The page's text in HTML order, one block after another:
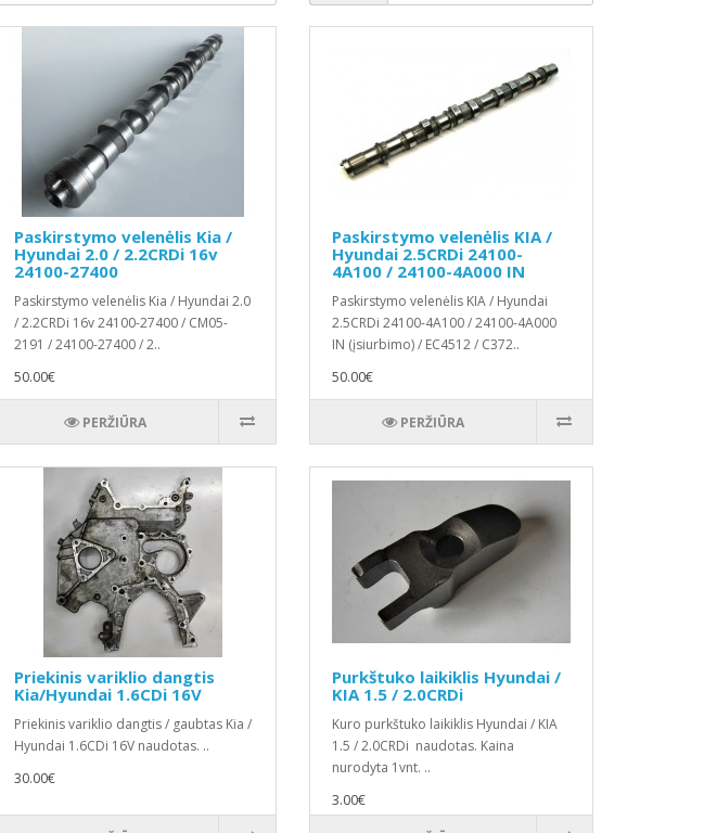
Paskirstymo velenėlis Kia /
Hyundai 2.0 / 2.2CRDi 16v
24100-27400
Paskirstymo velenėlis Kia / Hyundai 2.0
/ 2.2CRDi 16v 24100-27400 / CM05-
2191 / 24100-27400 / 2..
50.00€
PERŽIŪRA
Paskirstymo velenėlis KIA /
Hyundai 2.5CRDi 24100-
4A100 / 24100-4A000 IN
Paskirstymo velenėlis KIA / Hyundai
2.5CRDi 24100-4A100 / 24100-4A000
IN (įsiurbimo) / EC4512 / C372..
50.00€
PERŽIŪRA
Priekinis variklio dangtis
Kia/Hyundai 1.6CDi 16V
Priekinis variklio dangtis / gaubtas Kia /
Hyundai 1.6CDi 16V naudotas. ..
30.00€
Purkštuko laikiklis Hyundai /
KIA 1.5 / 2.0CRDi
Kuro purkštuko laikiklis Hyundai / KIA
1.5 / 2.0CRDi naudotas. Kaina
nurodyta 1vnt. ..
3.00€